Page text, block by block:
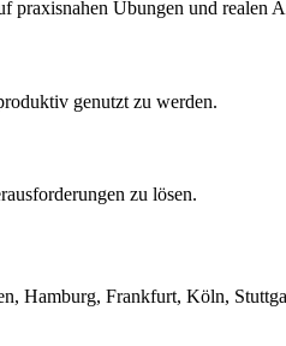
praxisnahen Übungen und realen
genutzt zu werden.
zu lösen.
Hamburg, Frankfurt, Köln,